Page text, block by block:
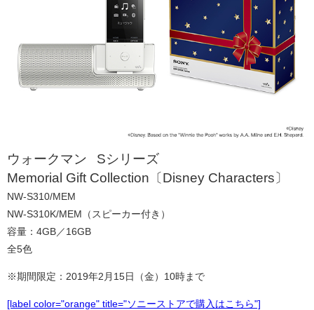
ウォークマン
Sシリーズ
Memorial Gift Collection〔Disney Characters〕
NW-S310/MEM
NW-S310K/MEM（スピーカー付き）
容量：4GB／16GB
全5色
※期間限定：2019年2月15日（金）10時まで
[label color="orange" title="ソニーストアで購入はこちら"]